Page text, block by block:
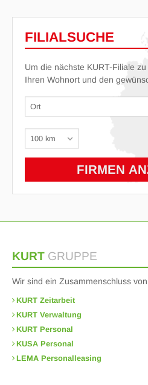
FILIALSUCHE
Um die nächste KURT-Filiale
Ihren Wohnort und den
KURT GRUPPE
Wir sind ein Zusammenschluss von
KURT Zeitarbeit
KURT Verwaltung
KURT Personal
KUSA Personal
LEMA Personalleasing